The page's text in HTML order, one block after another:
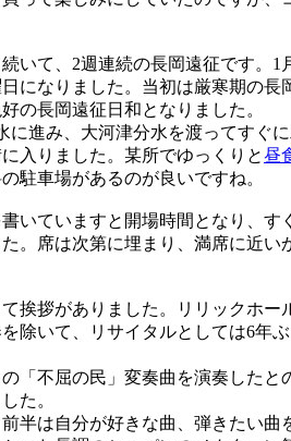
いて、2週連続の長岡遠征です。1
になりました。当初は厳寒期の長
の長岡遠征日和となりました。
進み、大河津分水を渡ってすぐ
入りました。某所でゆっくりと昼
駐車場があるのが良いですね。
いていますと開場時間となり、す
。席は次第に埋まり、満席に近い
挨拶がありました。リリックホー
除いて、リサイタルとしては6年
「不屈の民」変奏曲を演奏したと
た。
半は自分が好きな曲、弾きたい曲